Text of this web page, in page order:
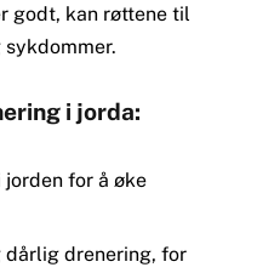
godt, kan røttene til
i jorda:
for å øke
dårlig drenering, for